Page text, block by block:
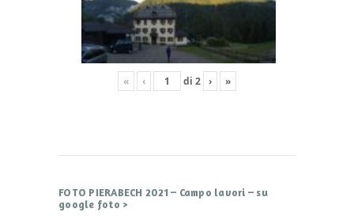
« ‹ di 2 › »
FOTO PIERABECH 2021 – Campo lavori – su
google foto >